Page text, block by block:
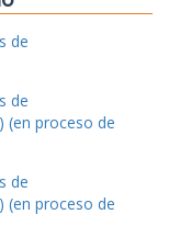
de
de
(en proceso de
de
(en proceso de